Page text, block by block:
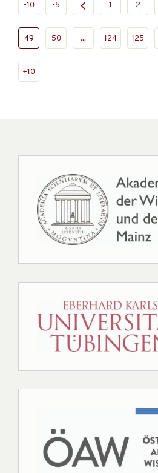
-10 -5 1 2
49 50 ... 124 125
+10